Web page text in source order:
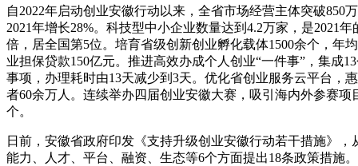
自2022年启动创业安徽行动以来，全省市场经营主体突破850
2021年增长28%。科技型中小企业数量达到4.2万家，是2021年
倍，居全国第5位。培育省级创新创业孵化载体1500余个，年
业担保贷款150亿元。推进高效办成个人创业“一件事”，集成
事项，办理耗时由13天减少到3天。优化省创业服务云平台，
者60余万人。连续举办四届创业安徽大赛，吸引海内外参赛项
个。
日前，安徽省政府印发《支持升级创业安徽行动若干措施》，
能力、人才、平台、融资、生态等6个方面提出18条政策措施。